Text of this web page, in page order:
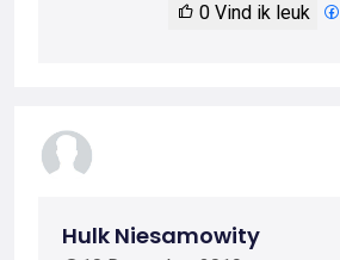
0 Vind ik leuk
Hulk Niesamowity